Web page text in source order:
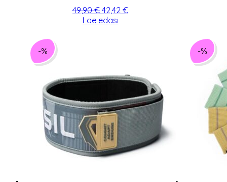
49,90€ Algne
hind
42,42 €Praegune
Loe edasi
-% -%